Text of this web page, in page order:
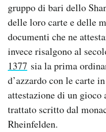
gruppo di bari dello
delle loro carte e delle
documenti che ne
invece risalgono al
1377 sia la prima
d’azzardo con le carte
attestazione di un gioco
trattato scritto dal
Rheinfelden.